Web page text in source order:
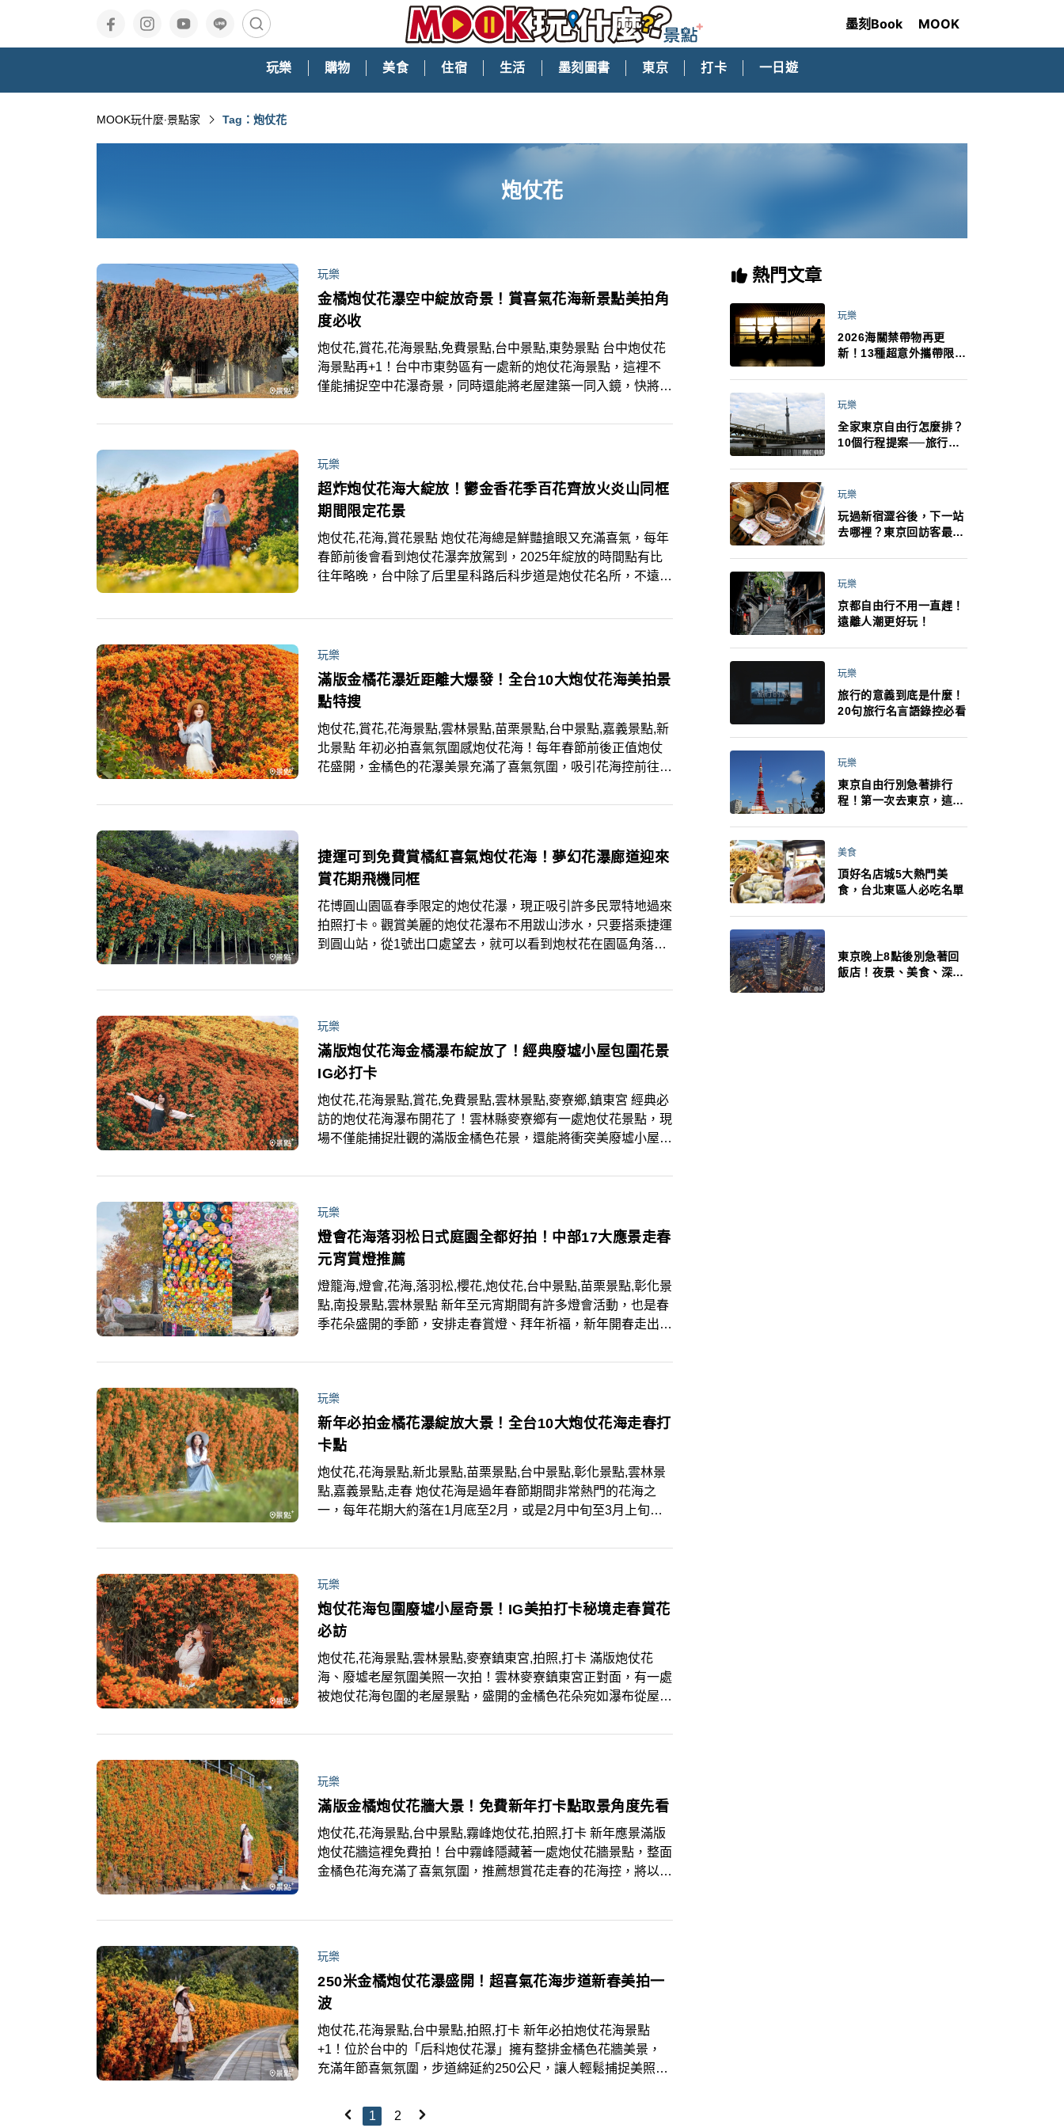
墨刻Book MOOK
玩樂 購物 美食 住宿 生活 墨刻圖書 東京 打卡 一日遊
MOOK玩什麼‧景點家 Tag：炮仗花
炮仗花
玩樂
金橘炮仗花瀑空中綻放奇景！賞喜氣花海新景點美拍角
度必收
炮仗花,賞花,花海景點,免費景點,台中景點,東勢景點 台中炮仗花
海景點再+1！台中市東勢區有一處新的炮仗花海景點，這裡不
僅能捕捉空中花瀑奇景，同時還能將老屋建築一同入鏡，快將花
玩樂
超炸炮仗花海大綻放！鬱金香花季百花齊放火炎山同框
期間限定花景
炮仗花,花海,賞花景點 炮仗花海總是鮮豔搶眼又充滿喜氣，每年
春節前後會看到炮仗花瀑奔放駕到，2025年綻放的時間點有比
往年略晚，台中除了后里星科路后科步道是炮仗花名所，不遠的
玩樂
滿版金橘花瀑近距離大爆發！全台10大炮仗花海美拍景
點特搜
炮仗花,賞花,花海景點,雲林景點,苗栗景點,台中景點,嘉義景點,新
北景點 年初必拍喜氣氛圍感炮仗花海！每年春節前後正值炮仗
花盛開，金橘色的花瀑美景充滿了喜氣氛圍，吸引花海控前往取
花、拍美照！
捷運可到免費賞橘紅喜氣炮仗花海！夢幻花瀑廊道迎來
賞花期飛機同框
花博圓山園區春季限定的炮仗花瀑，現正吸引許多民眾特地過來
拍照打卡。觀賞美麗的炮仗花瀑布不用跋山涉水，只要搭乘捷運
到圓山站，從1號出口處望去，就可以看到炮杖花在園區角落盛
年添加滿滿的活力。
玩樂
滿版炮仗花海金橘瀑布綻放了！經典廢墟小屋包圍花景
IG必打卡
炮仗花,花海景點,賞花,免費景點,雲林景點,麥寮鄉,鎮東宮 經典必
訪的炮仗花海瀑布開花了！雲林縣麥寮鄉有一處炮仗花景點，現
場不僅能捕捉壯觀的滿版金橘色花景，還能將衝突美廢墟小屋一
波！
玩樂
燈會花海落羽松日式庭園全都好拍！中部17大應景走春
元宵賞燈推薦
燈籠海,燈會,花海,落羽松,櫻花,炮仗花,台中景點,苗栗景點,彰化景
點,南投景點,雲林景點 新年至元宵期間有許多燈會活動，也是春
季花朵盛開的季節，安排走春賞燈、拜年祈福，新年開春走出好
薦給景粉們安排走春小旅行！
玩樂
新年必拍金橘花瀑綻放大景！全台10大炮仗花海走春打
卡點
炮仗花,花海景點,新北景點,苗栗景點,台中景點,彰化景點,雲林景
點,嘉義景點,走春 炮仗花海是過年春節期間非常熱門的花海之
一，每年花期大約落在1月底至2月，或是2月中旬至3月上旬，
盤點全台10大炮仗花海景點，想走春賞花的人別錯過！
玩樂
炮仗花海包圍廢墟小屋奇景！IG美拍打卡秘境走春賞花
必訪
炮仗花,花海景點,雲林景點,麥寮鎮東宮,拍照,打卡 滿版炮仗花
海、廢墟老屋氛圍美照一次拍！雲林麥寮鎮東宮正對面，有一處
被炮仗花海包圍的老屋景點，盛開的金橘色花朵宛如瀑布從屋頂
過！
玩樂
滿版金橘炮仗花牆大景！免費新年打卡點取景角度先看
炮仗花,花海景點,台中景點,霧峰炮仗花,拍照,打卡 新年應景滿版
炮仗花牆這裡免費拍！台中霧峰隱藏著一處炮仗花牆景點，整面
金橘色花海充滿了喜氣氛圍，推薦想賞花走春的花海控，將以下
玩樂
250米金橘炮仗花瀑盛開！超喜氣花海步道新春美拍一
波
炮仗花,花海景點,台中景點,拍照,打卡 新年必拍炮仗花海景點
+1！位於台中的「后科炮仗花瀑」擁有整排金橘色花牆美景，
充滿年節喜氣氛圍，步道綿延約250公尺，讓人輕鬆捕捉美照，
1 2
熱門文章
玩樂
2026海關禁帶物再更
新！13種超意外攜帶限
最高還罰百萬！注意事項
玩樂
全家東京自由行怎麼排？
10個行程提案──旅行不
法！
玩樂
玩過新宿澀谷後，下一站
去哪裡？東京回訪客最推
玩樂
京都自由行不用一直趕！
遠離人潮更好玩！
玩樂
旅行的意義到底是什麼！
20句旅行名言語錄控必看
玩樂
東京自由行別急著排行
程！第一次去東京，這10
美食
頂好名店城5大熱門美
食，台北東區人必吃名單
東京晚上8點後別急著回
飯店！夜景、美食、深夜